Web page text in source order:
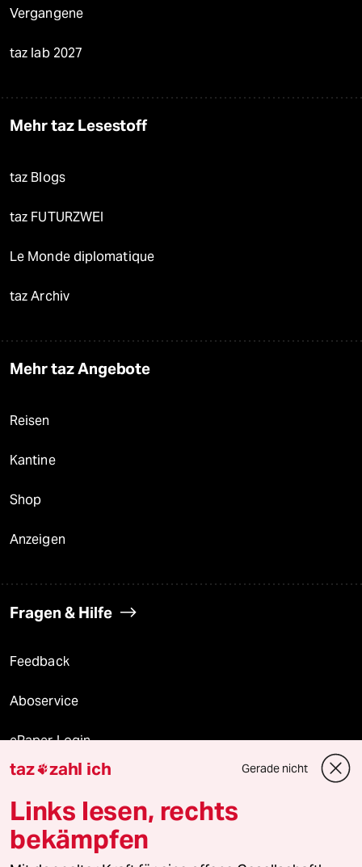
Vergangene
taz lab 2027
Mehr taz Lesestoff
taz Blogs
taz FUTURZWEI
Le Monde diplomatique
taz Archiv
Mehr taz Angebote
Reisen
Kantine
Shop
Anzeigen
Fragen & Hilfe
Feedback
Aboservice
ePaper Login
Downloads für Abonnierende
© 2026 taz Verlags und Vertriebs GmbH
taz zahl ich Gerade nicht
Links lesen, rechts
bekämpfen